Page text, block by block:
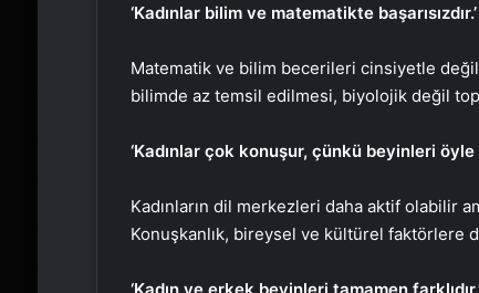
‘Kadınlar bilim ve matematikte başarısızdır.’
Matematik ve bilim becerileri cinsiyetle
bilimde az temsil edilmesi, biyolojik değil
‘Kadınlar çok konuşur, çünkü beyinleri öyle
Kadınların dil merkezleri daha aktif olabilir
Konuşkanlık, bireysel ve kültürel faktörlere